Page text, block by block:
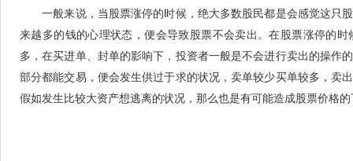
一般来说，当股票涨停的时候，绝大多数股民都是会感觉这只
来越多的钱的心理状态，便会导致股票不会卖出。在股票涨停的
多，在买进单、封单的影响下，投资者一般是不会进行卖出的操作
部分都能交易，便会发生供过于求的状况，卖单较少买单较多，卖
假如发生比较大资产想逃离的状况，那么也是有可能造成股票价格